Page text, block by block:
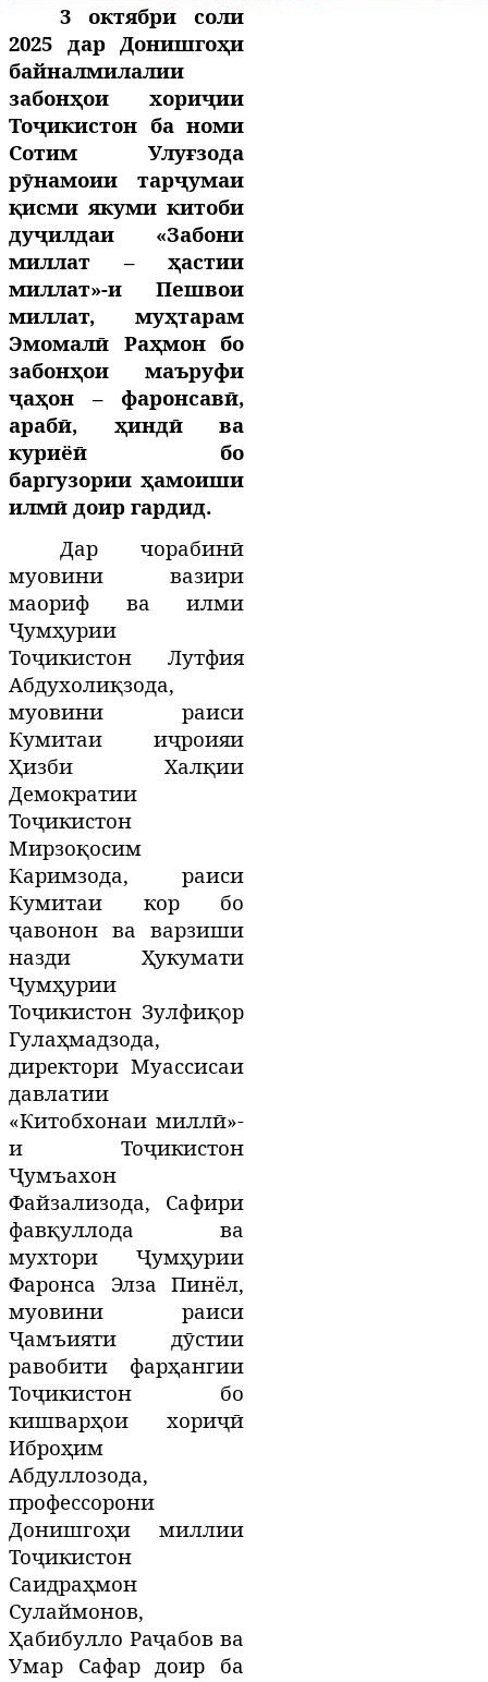
3 октябри соли
2025 дар Донишгоҳи
байналмилалии
забонҳои хориҷии
Тоҷикистон ба номи
Сотим Улуғзода
рӯнамоии тарҷумаи
қисми якуми китоби
дуҷилдаи «Забони
миллат – ҳастии
миллат»-и Пешвои
миллат, муҳтарам
Эмомалӣ Раҳмон бо
забонҳои маъруфи
ҷаҳон – фаронсавӣ,
арабӣ, ҳиндӣ ва
куриёӣ бо
баргузории ҳамоиши
илмӣ доир гардид.
Дар чорабинӣ
муовини вазири
маориф ва илми
Ҷумҳурии
Тоҷикистон Лутфия
Абдухолиқзода,
муовини раиси
Кумитаи иҷроияи
Ҳизби Халқии
Демократии
Тоҷикистон
Мирзоқосим
Каримзода, раиси
Кумитаи кор бо
ҷавонон ва варзиши
назди Ҳукумати
Ҷумҳурии
Тоҷикистон Зулфиқор
Гулаҳмадзода,
директори Муассисаи
давлатии
«Китобхонаи миллӣ»-
и Тоҷикистон
Ҷумъахон
Файзализода, Cафири
фавқуллода ва
мухтори Ҷумҳурии
Фаронса Элза Пинёл,
муовини раиси
Ҷамъияти дӯстии
равобити фарҳангии
Тоҷикистон бо
кишварҳои хориҷӣ
Иброҳим
Абдуллозода,
профессорони
Донишгоҳи миллии
Тоҷикистон
Саидраҳмон
Сулаймонов,
Ҳабибулло Раҷабов ва
Умар Сафар доир ба